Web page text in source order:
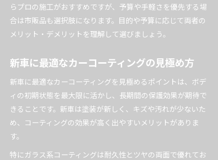
らプロの施工がおすすめですが、予算や手軽さを優先する場
合は市販品も選択肢になります。目的や予算に応じて両者の
メリット・デメリットを理解して選びましょう。
新車に最適なカーコーティングの見極め方
新車に最適なカーコーティングを見極めるポイントは、ボデ
ィの初期状態を最大限に活かし、長期間の保護効果が期待で
きることです。新車は塗装が新しく、キズや汚れが少ないた
め、コーティングの効果が高く出やすいメリットがありま
す。
特にガラス系コーティングは耐久性とツヤの両面で優れてお